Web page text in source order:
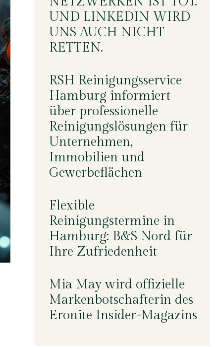
UND LINKEDIN WIRD
UNS AUCH NICHT
RETTEN.
RSH Reinigungsservice
Hamburg informiert
über professionelle
Reinigungslösungen für
Unternehmen,
Immobilien und
Gewerbeflächen
Flexible
Reinigungstermine in
Hamburg: B&S Nord für
Ihre Zufriedenheit
Mia May wird offizielle
Markenbotschafterin des
Eronite Insider-Magazins